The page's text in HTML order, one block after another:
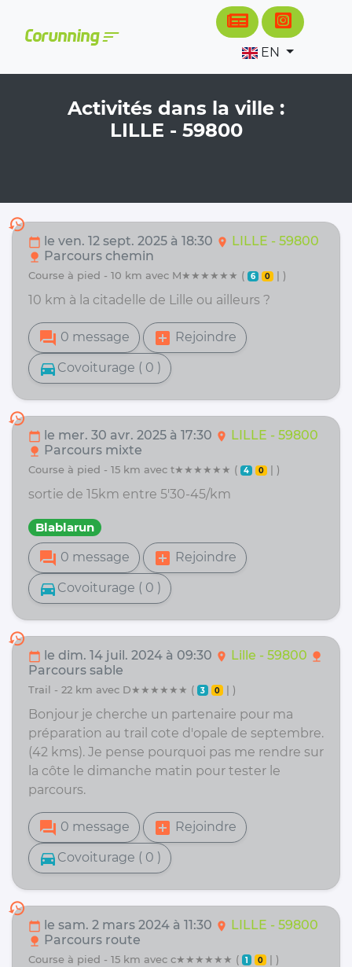
Corunningsort
EN
Activités dans la ville :
LILLE - 59800
history
calendar_today le ven. 12 sept. 2025 à 18:30 location_on LILLE - 59800
nature Parcours chemin
course à pied - 10 km avec M★★★★★★ ( 6 0 | )
10 km à la citadelle de Lille ou ailleurs ?
forum 0 message add_box Rejoindre
directions_car Covoiturage ( 0 )
history
calendar_today le mer. 30 avr. 2025 à 17:30 location_on LILLE - 59800
nature Parcours mixte
course à pied - 15 km avec t★★★★★★ ( 4 0 | )
sortie de 15km entre 5'30-45/km
Blablarun
forum 0 message add_box Rejoindre
directions_car Covoiturage ( 0 )
history
calendar_today le dim. 14 juil. 2024 à 09:30 location_on Lille - 59800 nature
Parcours sable
trail - 22 km avec D★★★★★★ ( 3 0 | )
Bonjour je cherche un partenaire pour ma
préparation au trail cote d'opale de septembre.
(42 kms). Je pense pourquoi pas me rendre sur
la côte le dimanche matin pour tester le
parcours.
forum 0 message add_box Rejoindre
directions_car Covoiturage ( 0 )
history
calendar_today le sam. 2 mars 2024 à 11:30 location_on LILLE - 59800
nature Parcours route
course à pied - 15 km avec c★★★★★★ ( 1 0 | )